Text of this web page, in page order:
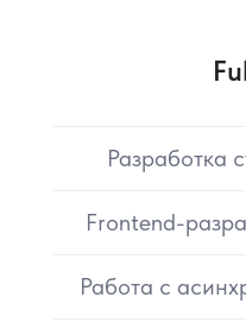
Разработка
Frontend-
Работа с